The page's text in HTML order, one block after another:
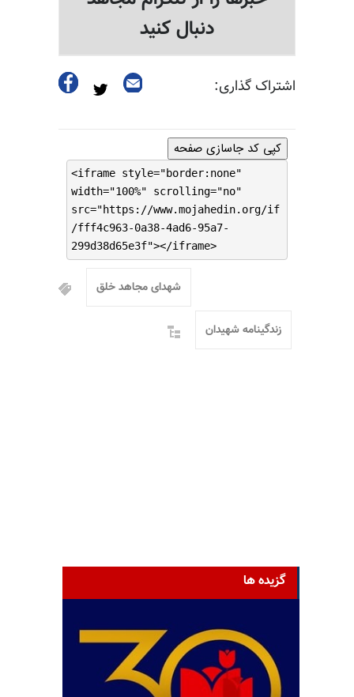
دنبال کنید
اشتراک گذاری:
کپی کد جاسازی صفحه
<iframe style="border:none"
width="100%" scrolling="no"
src="https://www.mojahedin.org/if
/fff4c963-0a38-4ad6-95a7-
299d38d65e3f"></iframe>
شهدای مجاهد خلق
زندگینامه شهیدان
گزیده ها